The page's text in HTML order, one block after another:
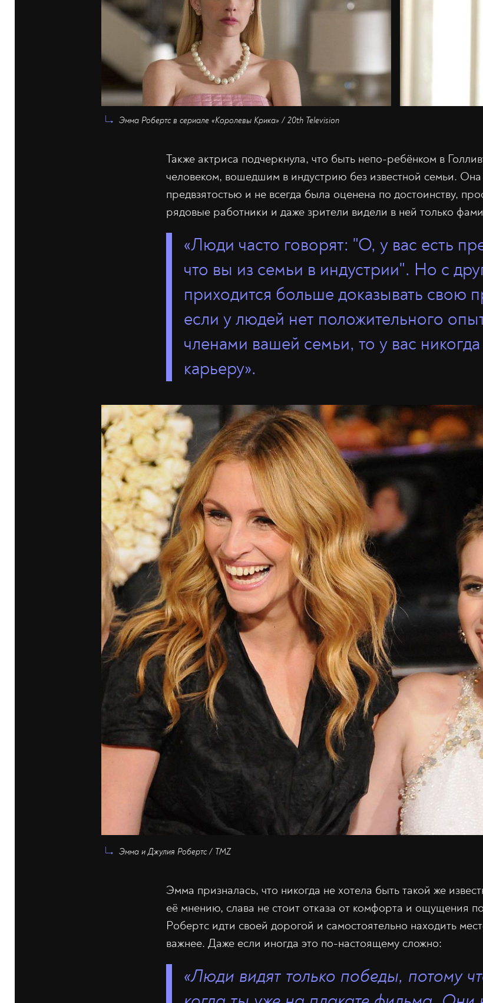
Эмма Робертс в сериале «Королевы Крика» / 20th Television
Также актриса подчеркнула, что быть непо-ребёнком в
человеком, вошедшим в индустрию без известной семьи. Она
предвзятостью и не всегда была оценена по достоинству,
рядовые работники и даже зрители видели в ней только
«Люди часто говорят: "О, у вас есть
что вы из семьи в индустрии". Но с
приходится больше доказывать свою
если у людей нет положительного
членами вашей семьи, то у вас
карьеру».
Эмма и Джулия Робертс / TMZ
Эмма призналась, что никогда не хотела быть такой же
её мнению, слава не стоит отказа от комфорта и ощущения
Робертс идти своей дорогой и самостоятельно находить
важнее. Даже если иногда это по-настоящему сложно:
«Люди видят только победы, потому